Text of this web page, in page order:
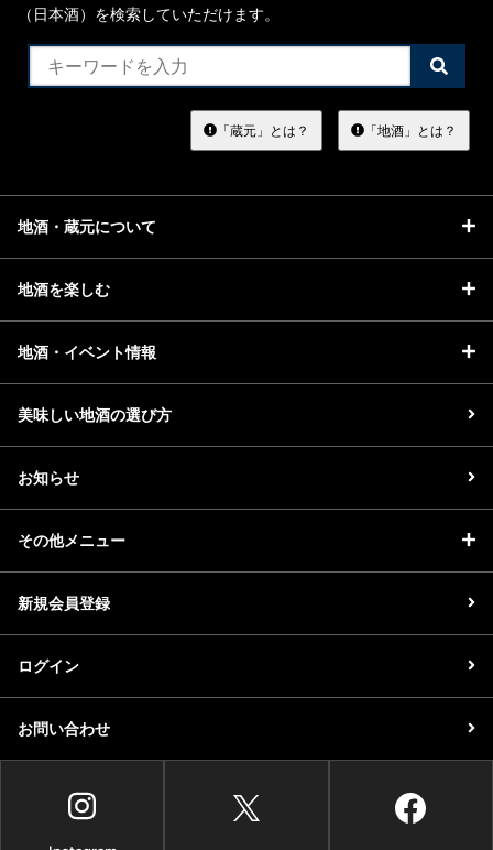
（日本酒）を検索していただけます。
検
索
る
「蔵元」とは？ 「地酒」とは？
地酒・蔵元について
地酒を楽しむ
地酒・イベント情報
美味しい地酒の選び方
お知らせ
その他メニュー
新規会員登録
ログイン
お問い合わせ